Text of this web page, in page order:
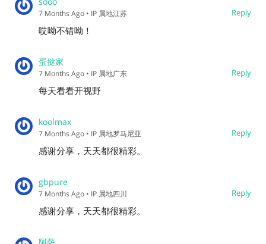
Reply
7 Months Ago • IP 属地江苏
哎呦不错呦！
蛋挞家
Reply
7 Months Ago • IP 属地广东
每天看看开视野
koolmax
Reply
7 Months Ago • IP 属地罗马尼亚
感谢分享，天天都很精彩。
gbpure
Reply
7 Months Ago • IP 属地四川
感谢分享，天天都很精彩。
阿萨